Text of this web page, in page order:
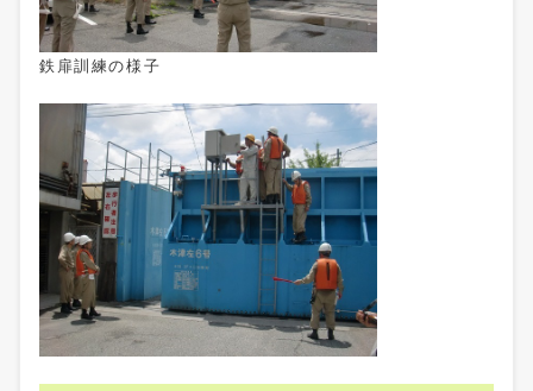
鉄扉訓練の様子